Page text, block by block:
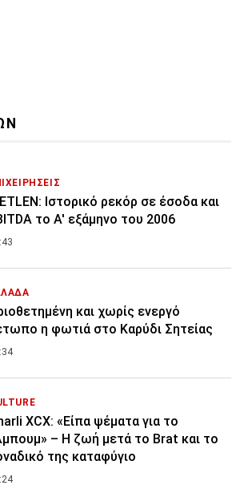
Ιστορικό ρεκόρ σε έσοδα και
το Α' εξάμηνο του 2006
και χωρίς ενεργό
η φωτιά στο Καρύδι Σητείας
XCX: «Είπα ψέματα για το
– Η ζωή μετά το Brat και το
της καταφύγιο